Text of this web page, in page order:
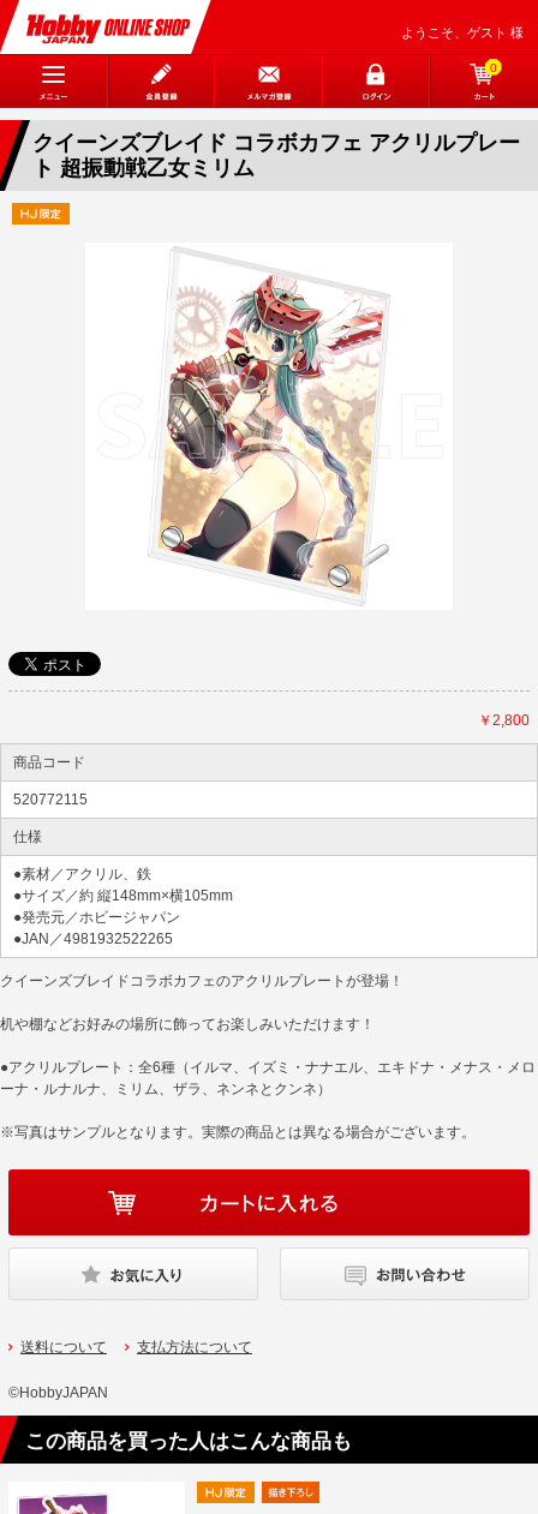
ようこそ、ゲスト 様
0
クイーンズブレイド コラボカフェ アクリルプレー
ト 超振動戦乙女ミリム
￥2,800
商品コード
520772115
仕様
●素材／アクリル、鉄
●サイズ／約 縦148mm×横105mm
●発売元／ホビージャパン
●JAN／4981932522265
クイーンズブレイドコラボカフェのアクリルプレートが登場！
机や棚などお好みの場所に飾ってお楽しみいただけます！
●アクリルプレート：全6種（イルマ、イズミ・ナナエル、エキドナ・メナス・メロ
ーナ・ルナルナ、ミリム、ザラ、ネンネとクンネ）
※写真はサンプルとなります。実際の商品とは異なる場合がございます。
送料について 支払方法について
©HobbyJAPAN
この商品を買った人はこんな商品も